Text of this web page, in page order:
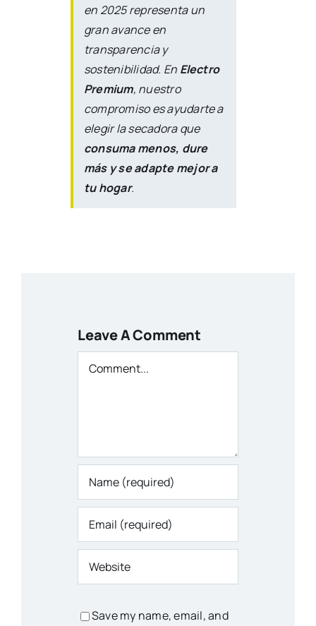
en 2025 representa un
gran avance en
transparencia y
sostenibilidad. En Electro
Premium, nuestro
compromiso es ayudarte a
elegir la secadora que
consuma menos, dure
más y se adapte mejor a
tu hogar.
Leave A Comment
Comment
Save my name, email, and